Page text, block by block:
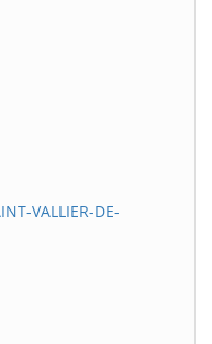
VALLIER-DE-